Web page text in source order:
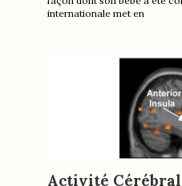
internationale met en
Activité